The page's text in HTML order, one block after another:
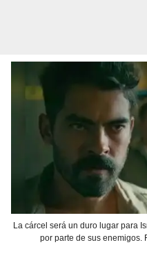
La cárcel será un duro lugar para
por parte de sus enemigos.